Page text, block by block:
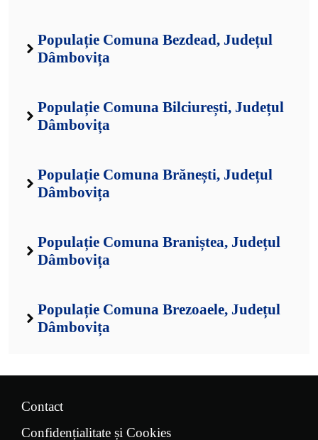
Populație Comuna Bezdead, Județul
Dâmbovița
Populație Comuna Bilciurești, Județul
Dâmbovița
Populație Comuna Brănești, Județul
Dâmbovița
Populație Comuna Braniștea, Județul
Dâmbovița
Populație Comuna Brezoaele, Județul
Dâmbovița
Contact
Confidențialitate și Cookies